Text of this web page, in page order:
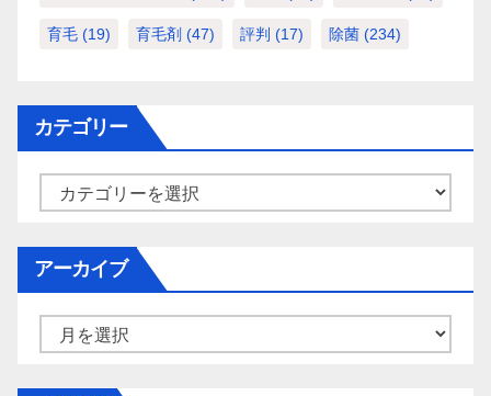
育毛 (19) 育毛剤 (47) 評判 (17) 除菌 (234)
カテゴリー
ー
アーカイブ